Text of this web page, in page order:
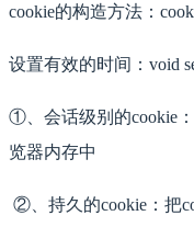
cookie的构造方法：
设置有效的时间：void
①、会话级别的cookie
览器内存中
②、持久的cookie：把